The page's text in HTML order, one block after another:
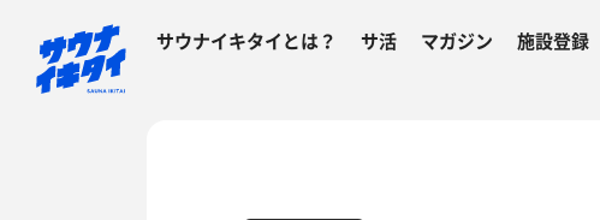
サウナイキタイとは？ サ活 マガジン 施設登録